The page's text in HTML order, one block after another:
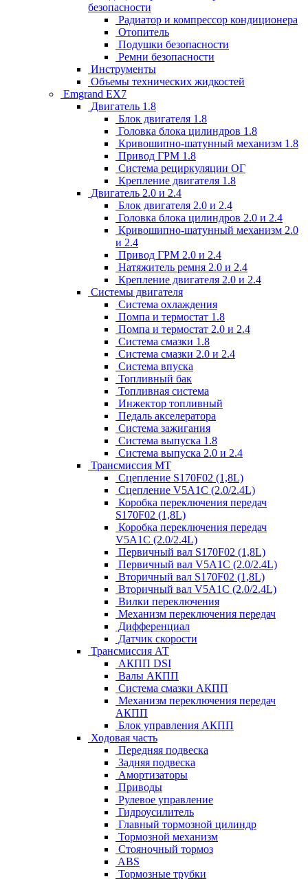
безопасности
Радиатор и компрессор кондиционера
Отопитель
Подушки безопасности
Ремни безопасности
Инструменты
Объемы технических жидкостей
Emgrand EX7
Двигатель 1.8
Блок двигателя 1.8
Головка блока цилиндров 1.8
Кривошипно-шатунный механизм 1.8
Привод ГРМ 1.8
Система рециркуляции ОГ
Крепление двигателя 1.8
Двигатель 2.0 и 2.4
Блок двигателя 2.0 и 2.4
Головка блока цилиндров 2.0 и 2.4
Кривошипно-шатунный механизм 2.0
и 2.4
Привод ГРМ 2.0 и 2.4
Натяжитель ремня 2.0 и 2.4
Крепление двигателя 2.0 и 2.4
Системы двигателя
Система охлаждения
Помпа и термостат 1.8
Помпа и термостат 2.0 и 2.4
Система смазки 1.8
Система смазки 2.0 и 2.4
Система впуска
Топливный бак
Топливная система
Инжектор топливный
Педаль акселератора
Система зажигания
Система выпуска 1.8
Система выпуска 2.0 и 2.4
Трансмиссия МТ
Сцепление S170F02 (1,8L)
Сцепление V5A1C (2.0/2.4L)
Коробка переключения передач
S170F02 (1,8L)
Коробка переключения передач
V5A1C (2.0/2.4L)
Первичный вал S170F02 (1,8L)
Первичный вал V5A1C (2.0/2.4L)
Вторичный вал S170F02 (1,8L)
Вторичный вал V5A1C (2.0/2.4L)
Вилки переключения
Механизм переключения передач
Дифференциал
Датчик скорости
Трансмиссия АТ
АКПП DSI
Валы АКПП
Система смазки АКПП
Механизм переключения передач
АКПП
Блок управления АКПП
Ходовая часть
Передняя подвеска
Задняя подвеска
Амортизаторы
Приводы
Рулевое управление
Гидроусилитель
Главный тормозной цилиндр
Тормозной механизм
Стояночный тормоз
ABS
Тормозные трубки